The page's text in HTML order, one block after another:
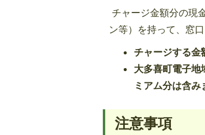
チャージ金額分の現
ン等）を持って、窓
チャージする金
大多喜町電子
ミアム分は含み
注意事項